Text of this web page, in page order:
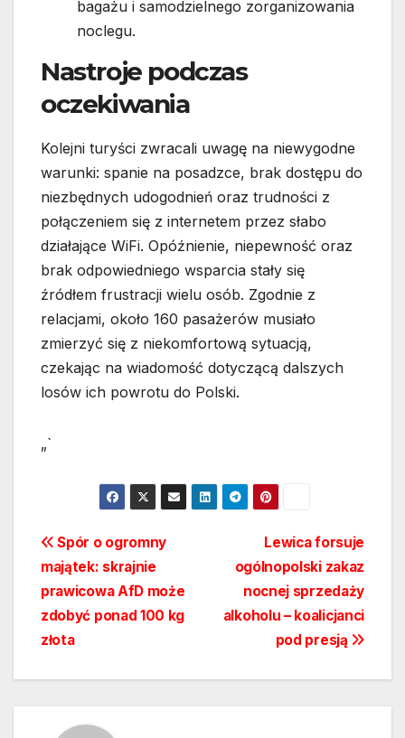
bagażu i samodzielnego zorganizowania
noclegu.
Nastroje podczas
oczekiwania
Kolejni turyści zwracali uwagę na niewygodne
warunki: spanie na posadzce, brak dostępu do
niezbędnych udogodnień oraz trudności z
połączeniem się z internetem przez słabo
działające WiFi. Opóźnienie, niepewność oraz
brak odpowiedniego wsparcia stały się
źródłem frustracji wielu osób. Zgodnie z
relacjami, około 160 pasażerów musiało
zmierzyć się z niekomfortową sytuacją,
czekając na wiadomość dotyczącą dalszych
losów ich powrotu do Polski.
„`
Nawigacja
wpisu
Lewica forsuje
ogólnopolski zakaz
nocnej sprzedaży
alkoholu – koalicjanci
pod presją
Spór o ogromny
majątek: skrajnie
prawicowa AfD może
zdobyć ponad 100 kg
złota